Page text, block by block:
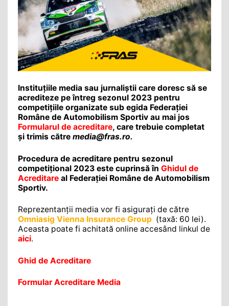
Instituţiile media sau jurnaliştii care doresc să se
acrediteze pe întreg sezonul 2023 pentru
competiţiile organizate sub egida Federaţiei
Române de Automobilism Sportiv au mai jos
Formularul de acreditare, care trebuie completat
și trimis către media@fras.ro.
Procedura de acreditare pentru sezonul
competițional 2023 este cuprinsă în Ghidul de
Acreditare al Federației Române de Automobilism
Sportiv.
Reprezentanţii media vor fi asiguraţi de către
Omniasig Vienna Insurance Group (taxă: 60 lei).
Aceasta poate fi achitată online accesând linkul de
aici.
Ghid de Acreditare
Formular Acreditare Media